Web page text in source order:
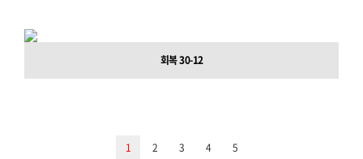
회복 30-12
1 2 3 4 5